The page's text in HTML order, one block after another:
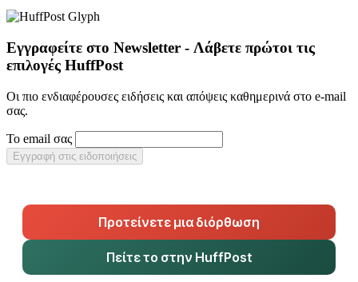
Εγγραφείτε στο Newsletter - Λάβετε πρώτοι τις
επιλογές HuffPost
Οι πιο ενδιαφέρουσες ειδήσεις και απόψεις καθημερινά στο e-mail
σας.
Το email σας
Εγγραφή στις ειδοποιήσεις
Προτείνετε μια διόρθωση
Πείτε το στην HuffPost